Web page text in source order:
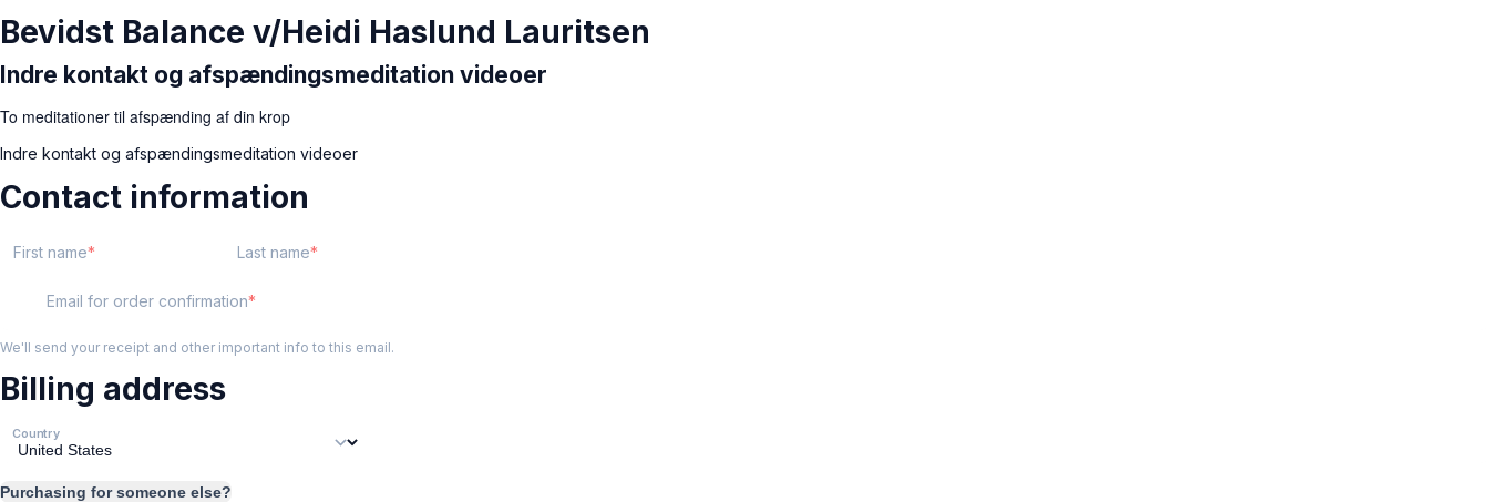
Bevidst Balance v/Heidi Haslund Lauritsen
Indre kontakt og afspændingsmeditation videoer
To meditationer til afspænding af din krop
Indre kontakt og afspændingsmeditation videoer
Contact information
First name Last name
Email for order confirmation
We'll send your receipt and other important info to this email.
Billing address
Country
Purchasing for someone else?